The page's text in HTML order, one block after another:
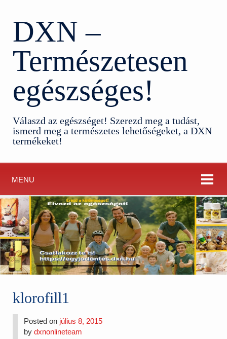
DXN –
Természetesen
egészséges!
Válaszd az egészséget! Szerezd meg a tudást,
ismerd meg a természetes lehetőségeket, a DXN
termékeket!
MENU
klorofill1
Posted on július 8, 2015
bydxnonlineteam